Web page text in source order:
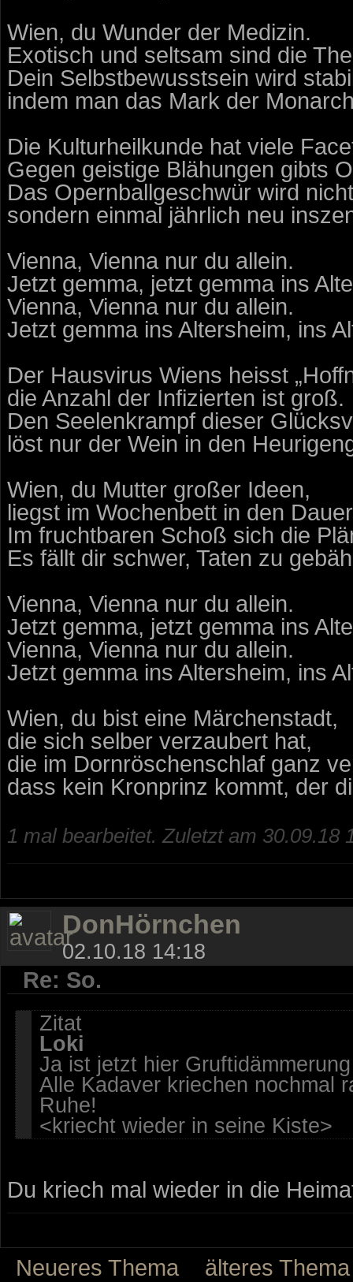
Wien, du Wunder der Medizin.
Exotisch und seltsam sind die
Dein Selbstbewusstsein wird
indem man das Mark der
Die Kulturheilkunde hat viele
Gegen geistige Blähungen gibts
Das Opernballgeschwür wird
sondern einmal jährlich neu
Vienna, Vienna nur du allein.
Jetzt gemma, jetzt gemma ins
Vienna, Vienna nur du allein.
Jetzt gemma ins Altersheim, ins
Der Hausvirus Wiens heisst
die Anzahl der Infizierten ist groß.
Den Seelenkrampf dieser
löst nur der Wein in den
Wien, du Mutter großer Ideen,
liegst im Wochenbett in den
Im fruchtbaren Schoß sich die
Es fällt dir schwer, Taten zu
Vienna, Vienna nur du allein.
Jetzt gemma, jetzt gemma ins
Vienna, Vienna nur du allein.
Jetzt gemma ins Altersheim, ins
Wien, du bist eine Märchenstadt,
die sich selber verzaubert hat,
die im Dornröschenschlaf ganz
dass kein Kronprinz kommt, der
1 mal bearbeitet. Zuletzt am 30.09.18
DonHörnchen
02.10.18 14:18
Re: So.
Zitat
Loki
Ja ist jetzt hier
Alle Kadaver kriechen nochmal
Ruhe!
<kriecht wieder in seine Kiste>
Du kriech mal wieder in die
Neueres Thema älteres Thema